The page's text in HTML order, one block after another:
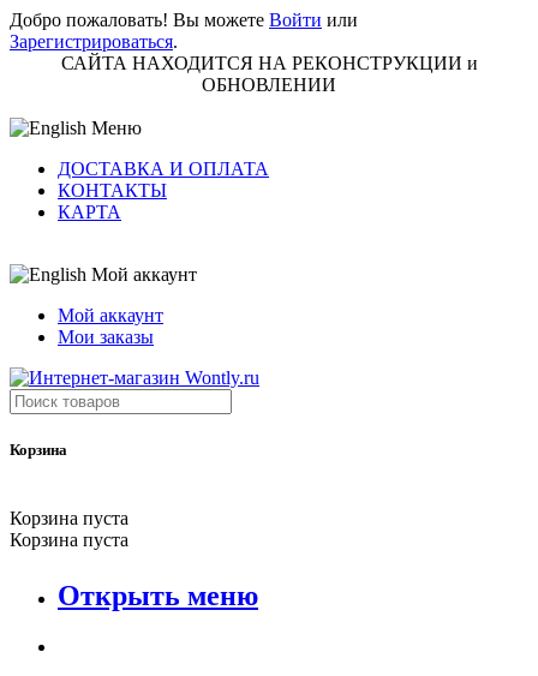
Добро пожаловать! Вы можете Войти или
Зарегистрироваться.
САЙТА НАХОДИТСЯ НА РЕКОНСТРУКЦИИ и
ОБНОВЛЕНИИ
Меню
ДОСТАВКА И ОПЛАТА
КОНТАКТЫ
КАРТА
Мой аккаунт
Мой аккаунт
Мои заказы
Корзина
Корзина пуста
Корзина пуста
Открыть меню